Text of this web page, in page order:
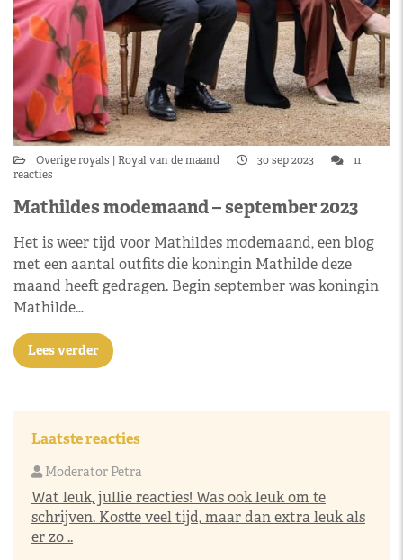
Overige royals Royal van de maand 30 sep 2023
11
reacties
Mathildes modemaand – september 2023
Het is weer tijd voor Mathildes modemaand, een blog
met een aantal outfits die koningin Mathilde deze
maand heeft gedragen. Begin september was koningin
Mathilde…
Lees verder
Laatste reacties
Moderator Petra
Wat leuk, jullie reacties! Was ook leuk om te
schrijven. Kostte veel tijd, maar dan extra leuk als
er zo ..